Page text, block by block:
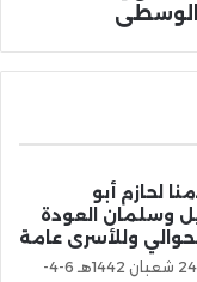
الوسطى
لحازم أبو
وسلمان العودة
وللأسرى عامة
الثلاثاء 24 شعبان 1442هـ 6-4-